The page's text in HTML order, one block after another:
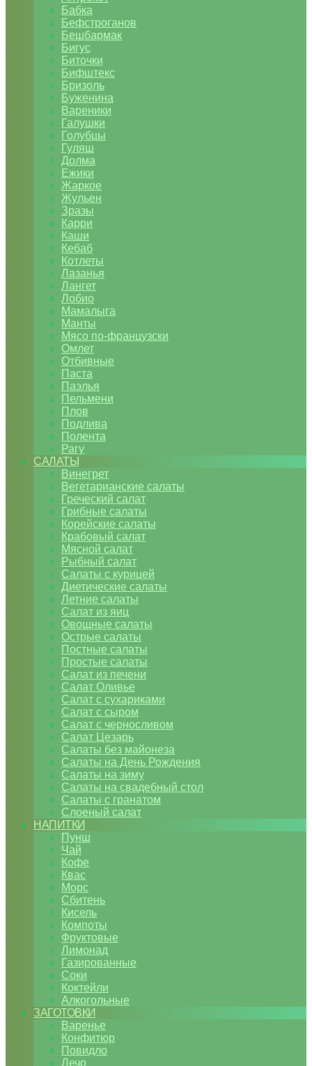
Бабка
Бефстроганов
Бешбармак
Бигус
Биточки
Бифштекс
Бризоль
Буженина
Вареники
Галушки
Голубцы
Гуляш
Долма
Ежики
Жаркое
Жульен
Зразы
Карри
Каши
Кебаб
Котлеты
Лазанья
Лангет
Лобио
Мамалыга
Манты
Мясо по-французски
Омлет
Отбивные
Паста
Паэлья
Пельмени
Плов
Подлива
Полента
Рагу
САЛАТЫ
Винегрет
Вегетарианские салаты
Греческий салат
Грибные салаты
Корейские салаты
Крабовый салат
Мясной салат
Рыбный салат
Салаты с курицей
Диетические салаты
Летние салаты
Салат из яиц
Овощные салаты
Острые салаты
Постные салаты
Простые салаты
Салат из печени
Салат Оливье
Салат с сухариками
Салат с сыром
Салат с черносливом
Салат Цезарь
Салаты без майонеза
Салаты на День Рождения
Салаты на зиму
Салаты на свадебный стол
Салаты с гранатом
Слоеный салат
НАПИТКИ
Пунш
Чай
Кофе
Квас
Морс
Сбитень
Кисель
Компоты
Фруктовые
Лимонад
Газированные
Соки
Коктейли
Алкогольные
ЗАГОТОВКИ
Варенье
Конфитюр
Повидло
Лечо